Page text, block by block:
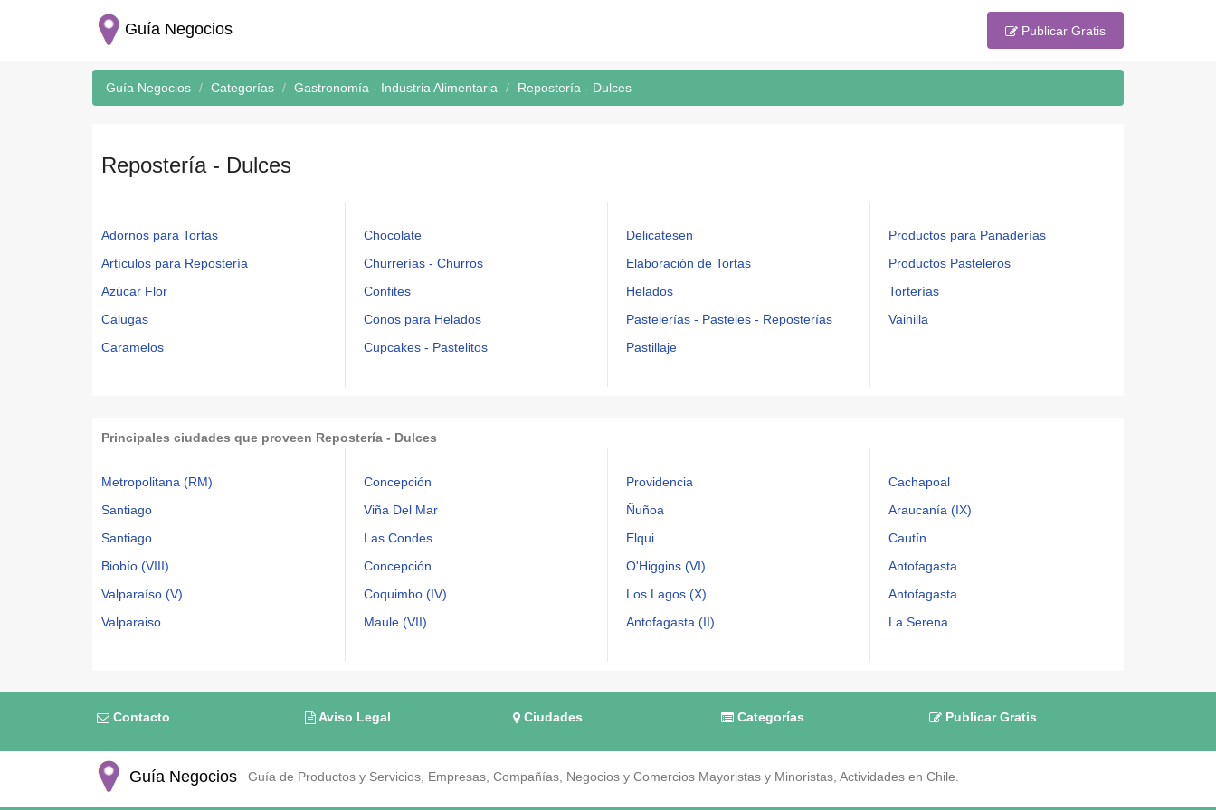
Guía Negocios Publicar Gratis
Guía Negocios Categorías Gastronomía - Industria Alimentaria Repostería - Dulces
Repostería - Dulces
Adornos para Tortas
Artículos para Repostería
Azúcar Flor
Calugas
Caramelos
Chocolate
Churrerías - Churros
Confites
Conos para Helados
Cupcakes - Pastelitos
Delicatesen
Elaboración de Tortas
Helados
Pastelerías - Pasteles - Reposterías
Pastillaje
Productos para Panaderías
Productos Pasteleros
Torterías
Vainilla
Principales ciudades que proveen Repostería - Dulces
Metropolitana (RM)
Santiago
Santiago
Biobío (VIII)
Valparaíso (V)
Valparaiso
Concepción
Viña Del Mar
Las Condes
Concepción
Coquimbo (IV)
Maule (VII)
Providencia
Ñuñoa
Elqui
O'Higgins (VI)
Los Lagos (X)
Antofagasta (II)
Cachapoal
Araucanía (IX)
Cautín
Antofagasta
Antofagasta
La Serena
Contacto Aviso Legal Ciudades Categorías Publicar Gratis
Guía Negocios Guía de Productos y Servicios, Empresas, Compañías, Negocios y Comercios Mayoristas y Minoristas, Actividades en Chile.